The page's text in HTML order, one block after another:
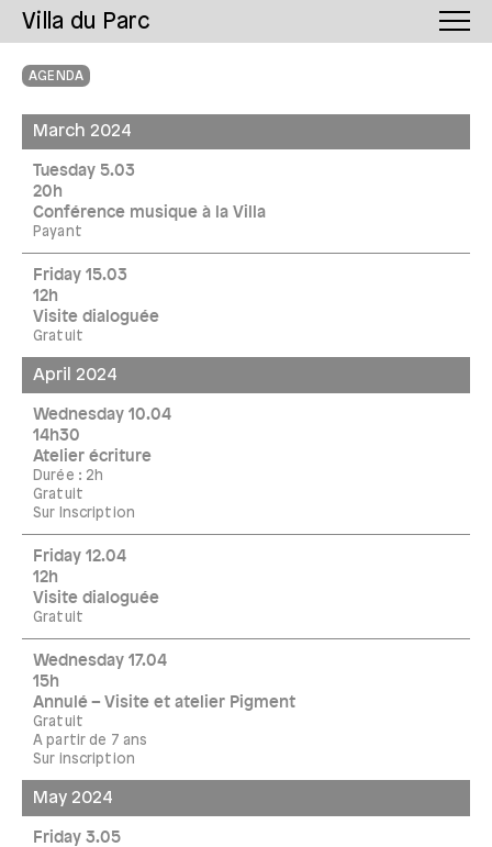
Villa du Parc
AGENDA
March 2024
Tuesday 5.03
20h
Conférence musique à la Villa
Payant
Friday 15.03
12h
Visite dialoguée
Gratuit
April 2024
Wednesday 10.04
14h30
Atelier écriture
Durée : 2h
Gratuit
Sur Inscription
Friday 12.04
12h
Visite dialoguée
Gratuit
Wednesday 17.04
15h
Annulé – Visite et atelier Pigment
Gratuit
A partir de 7 ans
Sur inscription
May 2024
Friday 3.05